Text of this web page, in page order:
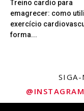
Treino cardio para
emagrecer: como
exercício
forma...
SIGA-